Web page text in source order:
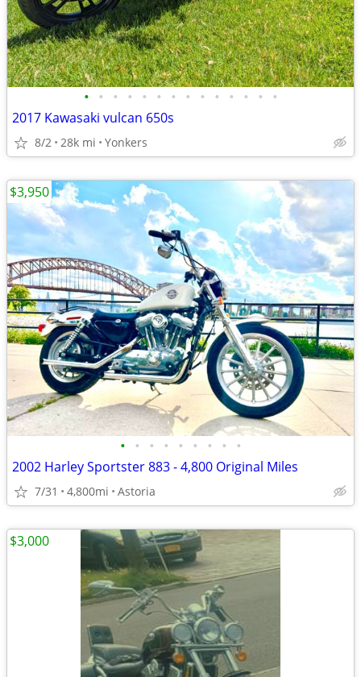
• • • • • • • • • • • • • •
2017 Kawasaki vulcan 650s
8/2 28k mi Yonkers
• • • • • • • • •
2002 Harley Sportster 883 - 4,800 Original Miles
7/31 4,800mi Astoria
$3,950
$3,000